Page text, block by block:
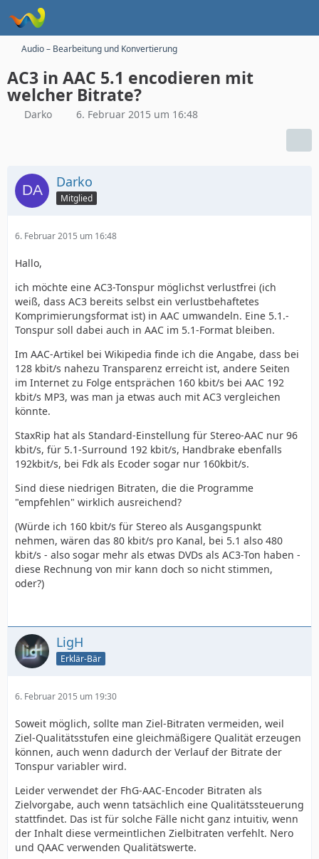
Audio – Bearbeitung und Konvertierung
AC3 in AAC 5.1 encodieren mit
welcher Bitrate?
Darko 6. Februar 2015 um 16:48
Darko
Mitglied
6. Februar 2015 um 16:48
Hallo,
ich möchte eine AC3-Tonspur möglichst verlustfrei (ich
weiß, dass AC3 bereits selbst ein verlustbehaftetes
Komprimierungsformat ist) in AAC umwandeln. Eine 5.1.-
Tonspur soll dabei auch in AAC im 5.1-Format bleiben.
Im AAC-Artikel bei Wikipedia finde ich die Angabe, dass bei
128 kbit/s nahezu Transparenz erreicht ist, andere Seiten
im Internet zu Folge entsprächen 160 kbit/s bei AAC 192
kbit/s MP3, was man ja etwas auch mit AC3 vergleichen
könnte.
StaxRip hat als Standard-Einstellung für Stereo-AAC nur 96
kbit/s, für 5.1-Surround 192 kbit/s, Handbrake ebenfalls
192kbit/s, bei Fdk als Ecoder sogar nur 160kbit/s.
Sind diese niedrigen Bitraten, die die Programme
"empfehlen" wirklich ausreichend?
(Würde ich 160 kbit/s für Stereo als Ausgangspunkt
nehmen, wären das 80 kbit/s pro Kanal, bei 5.1 also 480
kbit/s - also sogar mehr als etwas DVDs als AC3-Ton haben -
diese Rechnung von mir kann doch so nicht stimmen,
oder?)
LigH
Erklär-Bär
6. Februar 2015 um 19:30
Soweit möglich, sollte man Ziel-Bitraten vermeiden, weil
Ziel-Qualitätsstufen eine gleichmäßigere Qualität erzeugen
können, auch wenn dadurch der Verlauf der Bitrate der
Tonspur variabler wird.
Leider verwendet der FhG-AAC-Encoder Bitraten als
Zielvorgabe, auch wenn tatsächlich eine Qualitätssteuerung
stattfindet. Das ist für solche Fälle nicht ganz intuitiv, wenn
der Inhalt diese vermeintlichen Zielbitraten verfehlt. Nero
und QAAC verwenden Qualitätswerte.